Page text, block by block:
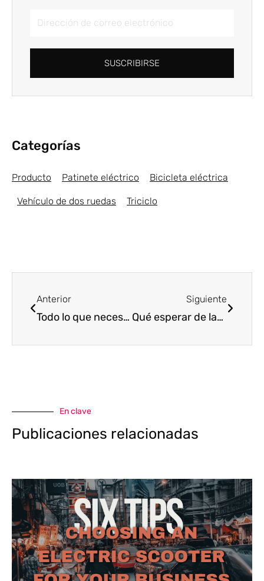
correo
SUSCRIBIRSE
Categorías
Producto Patinete eléctrico Bicicleta eléctrica
Vehículo de dos ruedas Triciclo
Anterior
Todo lo que necesitas saber sobre la motocicleta eléctrica todoterreno SS-8
Siguiente
Qué esperar de las innovaciones en scooters eléctricos para 2025: tendencias del sector
En clave
Publicaciones relacionadas